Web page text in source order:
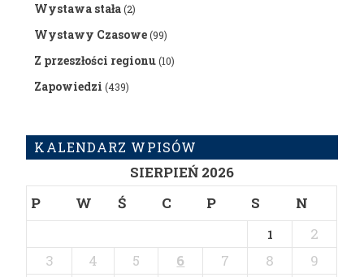
Wystawa stała(2)
Wystawy Czasowe(99)
Z przeszłości regionu(10)
Zapowiedzi (439)
KALENDARZ WPISÓW
SIERPIEŃ 2026
P
W Ś C P S N
1
2
3
4 5 6 7 8
9